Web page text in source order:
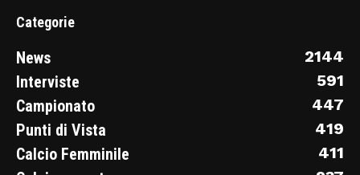
Categorie
News
2144
Interviste
591
Campionato
447
Punti di Vista
419
Calcio Femminile
411